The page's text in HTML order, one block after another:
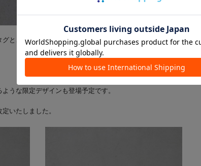
と、お客様のご用途に合わせてお選びいただけるリボン型のタ
うな限定デザインも登場予定です。
いたしました。